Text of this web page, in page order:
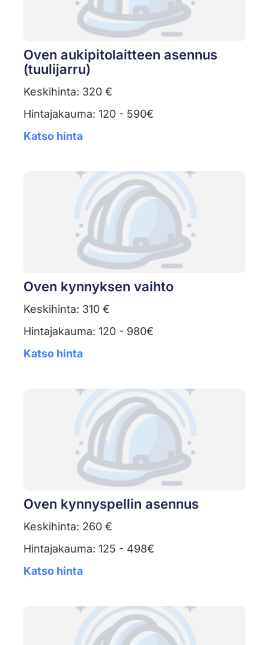
Oven aukipitolaitteen asennus
(tuulijarru)
Keskihinta: 320 €
Hintajakauma: 120 - 590€
Katso hinta
Oven kynnyksen vaihto
Keskihinta: 310 €
Hintajakauma: 120 - 980€
Katso hinta
Oven kynnyspellin asennus
Keskihinta: 260 €
Hintajakauma: 125 - 498€
Katso hinta